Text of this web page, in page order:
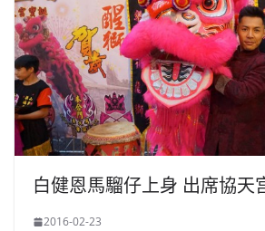
白健恩馬騮仔上身 出席協天
2016-02-23